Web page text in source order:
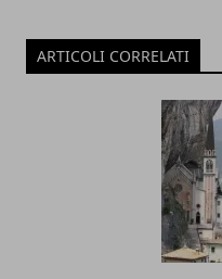
ARTICOLI CORRELATI